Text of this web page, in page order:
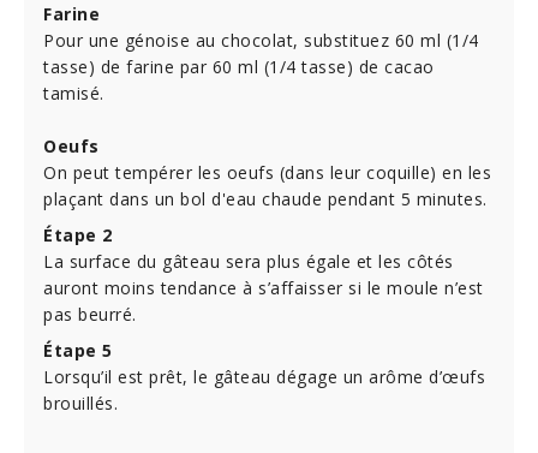
Farine
Pour une génoise au chocolat, substituez 60 ml (1/4
tasse) de farine par 60 ml (1/4 tasse) de cacao
tamisé.
Oeufs
On peut tempérer les oeufs (dans leur coquille) en les
plaçant dans un bol d'eau chaude pendant 5 minutes.
Étape 2
La surface du gâteau sera plus égale et les côtés
auront moins tendance à s’affaisser si le moule n’est
pas beurré.
Étape 5
Lorsqu’il est prêt, le gâteau dégage un arôme d’œufs
brouillés.